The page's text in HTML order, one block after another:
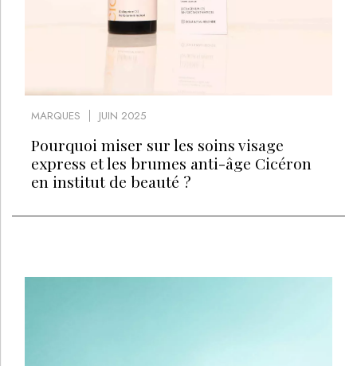
MARQUES JUIN 2025
Pourquoi miser sur les soins visage
express et les brumes anti-âge Cicéron
en institut de beauté ?